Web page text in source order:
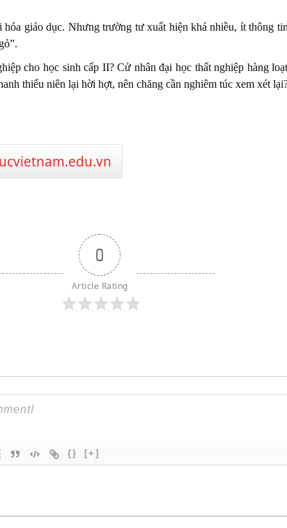
giáo dục. Nhưng trường tư xuất hiện khá nhiều, ít thông
cho học sinh cấp II? Cử nhân đại học thất nghiệp hàng
thiếu niên lại hời hợt, nên chăng cần nghiêm túc xem xét
0
Article Rating
{} [+]